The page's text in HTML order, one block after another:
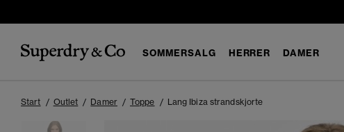
SOMMERSALG HERRER DAMER
Start Outlet Damer Toppe Lang Ibiza strandskjorte